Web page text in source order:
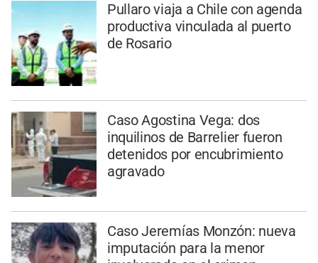
Pullaro viaja a Chile con agenda
productiva vinculada al puerto
de Rosario
Caso Agostina Vega: dos
inquilinos de Barrelier fueron
detenidos por encubrimiento
agravado
Caso Jeremías Monzón: nueva
imputación para la menor